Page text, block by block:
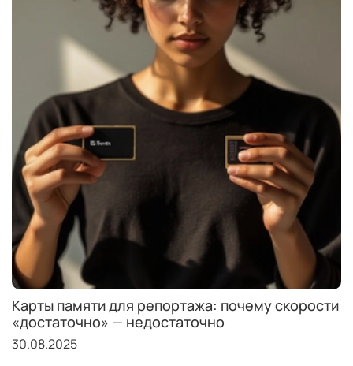
Карты памяти для репортажа: почему скорости
«достаточно» — недостаточно
30.08.2025